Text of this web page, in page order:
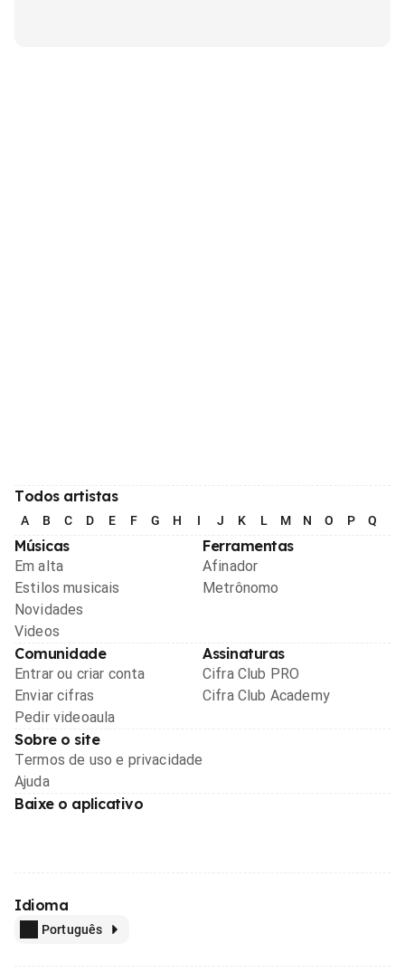
Todos artistas
A B C D E F G H I J K L M N O P Q
Músicas
Em alta
Estilos musicais
Novidades
Videos
Ferramentas
Afinador
Metrônomo
Comunidade
Entrar ou criar conta
Enviar cifras
Pedir videoaula
Assinaturas
Cifra Club PRO
Cifra Club Academy
Sobre o site
Termos de uso e privacidade
Ajuda
Baixe o aplicativo
Idioma
Português